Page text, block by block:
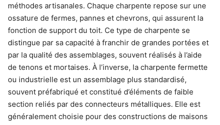
méthodes artisanales. Chaque charpente repose sur une
ossature de fermes, pannes et chevrons, qui assurent la
fonction de support du toit. Ce type de charpente se
distingue par sa capacité à franchir de grandes portées et
par la qualité des assemblages, souvent réalisés à l’aide
de tenons et mortaises. À l’inverse, la charpente fermette
ou industrielle est un assemblage plus standardisé,
souvent préfabriqué et constitué d’éléments de faible
section reliés par des connecteurs métalliques. Elle est
généralement choisie pour des constructions de maisons